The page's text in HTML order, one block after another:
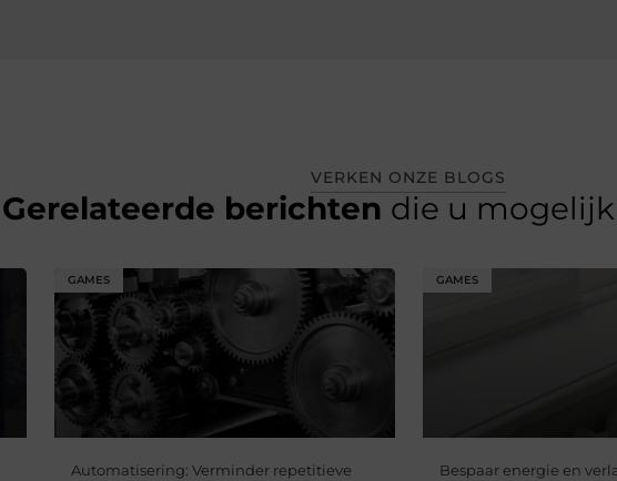
VERKEN ONZE BLOGS
Gerelateerde berichten die u
GAMES
Automatisering: Verminder repetitieve
GAMES
Bespaar energie en